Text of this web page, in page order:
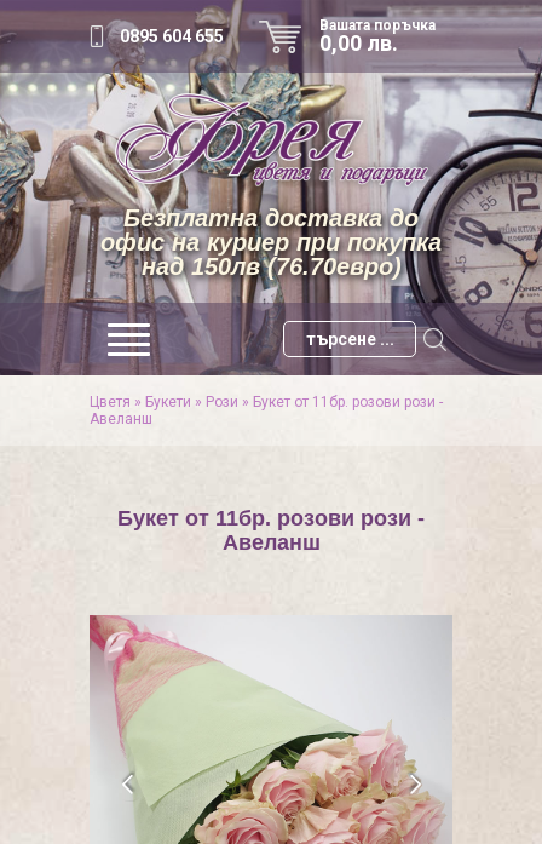
0895 604 655
Вашата поръчка
0,00 лв.
Безплатна доставка до
офис на куриер при покупка
над 150лв (76.70евро)
Цветя » Букети » Рози » Букет от 11бр. розови рози -
Авеланш
Букет от 11бр. розови рози -
Авеланш